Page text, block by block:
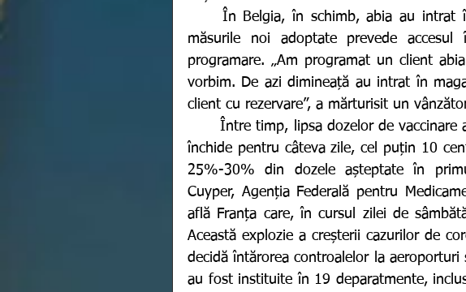
măsurile noi adoptate prevede accesul
programare. „Am programat un client
vorbim. De azi dimineață au intrat în
client cu rezervare”, a mărturisit un
	Între timp, lipsa dozelor de vaccinare a determinat decizia autorităților de a
închide pentru câteva zile, cel puțin 10
25%-30% din dozele așteptate în
Cuyper, Agenția Federală pentru
află Franța care, în cursul zilei de
Această explozie a creșterii cazurilor de
decidă întărorea controalelor la
au fost instituite în 19 deparatmente,